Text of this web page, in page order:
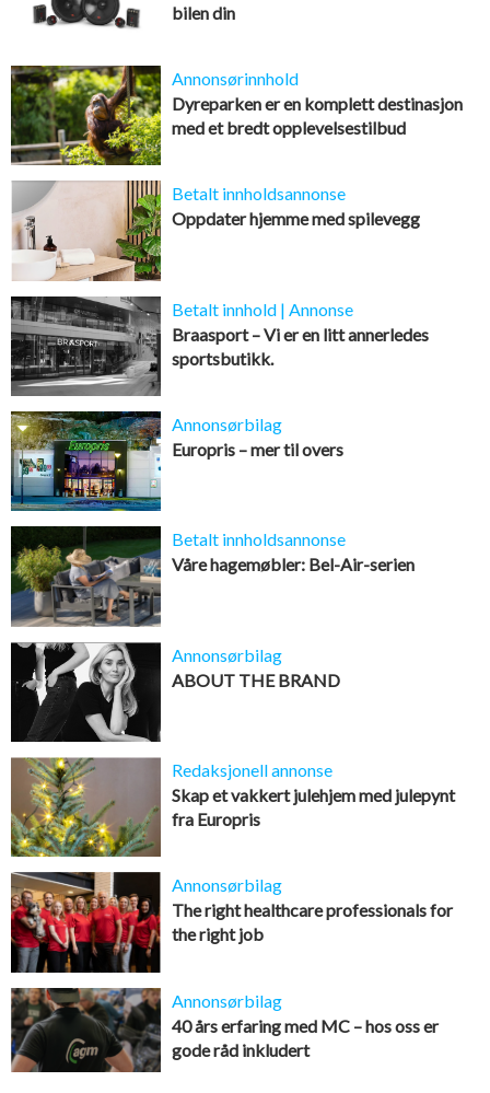
bilen din
Annonsørinnhold
Dyreparken er en komplett destinasjon
med et bredt opplevelsestilbud
Betalt innholdsannonse
Oppdater hjemme med spilevegg
Betalt innhold | Annonse
Braasport – Vi er en litt annerledes
sportsbutikk.
Annonsørbilag
Europris – mer til overs
Betalt innholdsannonse
Våre hagemøbler: Bel-Air-serien
Annonsørbilag
ABOUT THE BRAND
Redaksjonell annonse
Skap et vakkert julehjem med julepynt
fra Europris
Annonsørbilag
The right healthcare professionals for
the right job
Annonsørbilag
40 års erfaring med MC – hos oss er
gode råd inkludert